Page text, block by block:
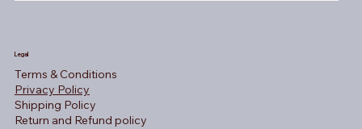
Legal
Terms & Conditions
Privacy Policy
Shipping Policy
Return and Refund policy